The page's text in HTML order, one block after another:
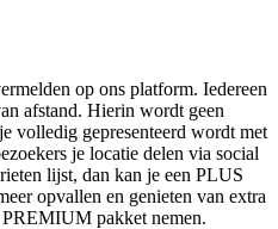
op ons platform. Iedereen
afstand. Hierin wordt geen
volledig gepresenteerd wordt met
je locatie delen via social
lijst, dan kan je een PLUS
opvallen en genieten van extra
PREMIUM pakket nemen.